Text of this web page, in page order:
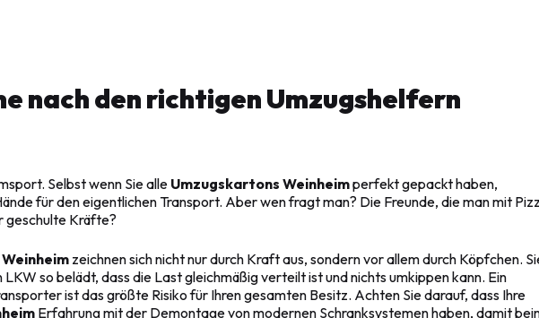
nach den richtigen Umzugshelfern
Selbst wenn Sie alle Umzugskartons Weinheimperfekt gepackt haben,
für den eigentlichen Transport. Aber wen fragt man? Die Freunde, die man mit
geschulte Kräfte?
zeichnen sich nicht nur durch Kraft aus, sondern vor allem durch Köpfchen.
LKW so belädt, dass die Last gleichmäßig verteilt ist und nichts umkippen kann. Ein
ist das größte Risiko für Ihren gesamten Besitz. Achten Sie darauf, dass Ihre
Erfahrung mit der Demontage von modernen Schranksystemen haben, damit